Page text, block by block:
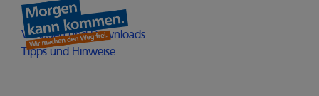
Heimathelden
Vorlagen und DownloadsÖffnet in einem neuen Fenster
Tipps und HinweiseÖffnet in einem neuen Fenster